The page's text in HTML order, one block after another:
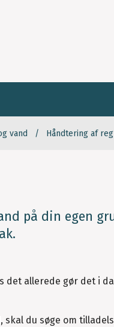
vand Håndtering af
på din egen
allerede gør det i
du søge om